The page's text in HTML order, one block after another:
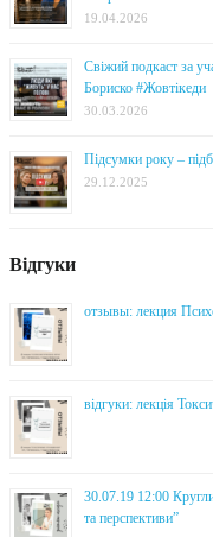
19.04.2026
Свіжий подкаст за
Бориско #Жовтікеди
30.03.2026
Підсумки року –
29.12.2025
Відгуки
отзывы: лекция
відгуки: лекція
30.07.19 12:00
та перспективи”